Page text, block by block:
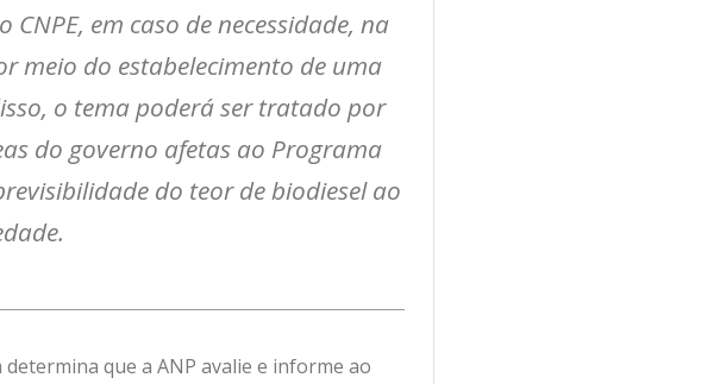
em caso de necessidade, na
meio do estabelecimento de uma
o tema poderá ser tratado por
do governo afetas ao Programa
do teor de biodiesel ao
que a ANP avalie e informe ao